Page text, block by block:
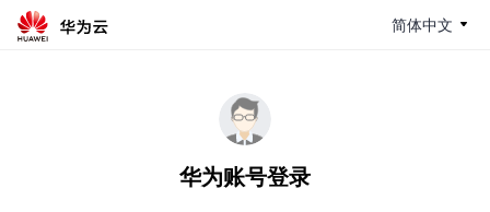
简体中文
华为账号登录